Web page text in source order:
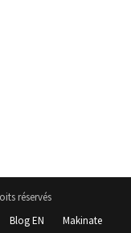
réservés
Blog EN
Makinate